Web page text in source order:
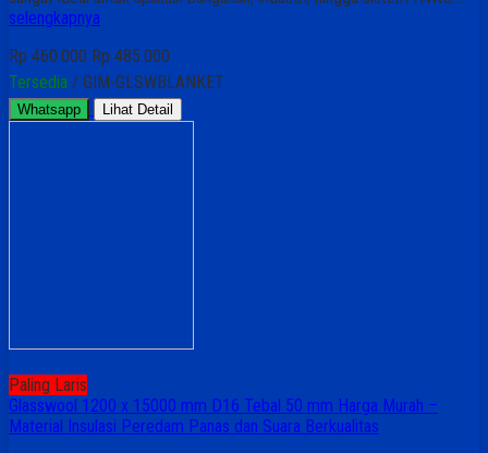
selengkapnya
Rp 460.000 Rp 485.000
Tersedia / GIM-GLSWBLANKET
Whatsapp Lihat Detail
Paling Laris
Glasswool 1200 x 15000 mm D16 Tebal 50 mm Harga Murah –
Material Insulasi Peredam Panas dan Suara Berkualitas